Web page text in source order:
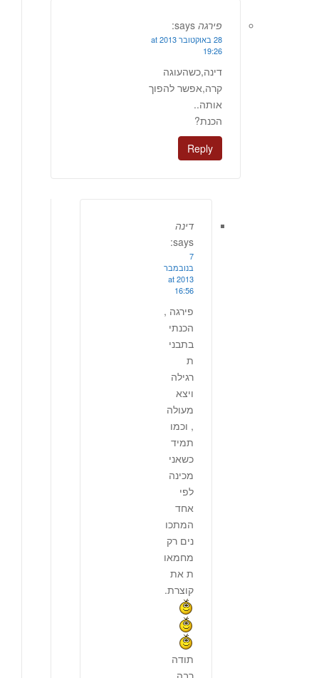
פירגה says:
28 באוקטובר 2013 at
19:26
דינה,כשהעוגה
קרה,אפשר להפוך
אותה..
הכנת?
Reply
דינה
says:
7
בנובמבר
2013 at
16:56
פירגה ,
הכנתי
בתבני
ת
רגילה
ויצא
מעולה
, וכמו
תמיד
כשאני
מכינה
לפי
אחד
המתכו
נים רק
מחמאו
ת את
קוצרת.
תודה
רבה.